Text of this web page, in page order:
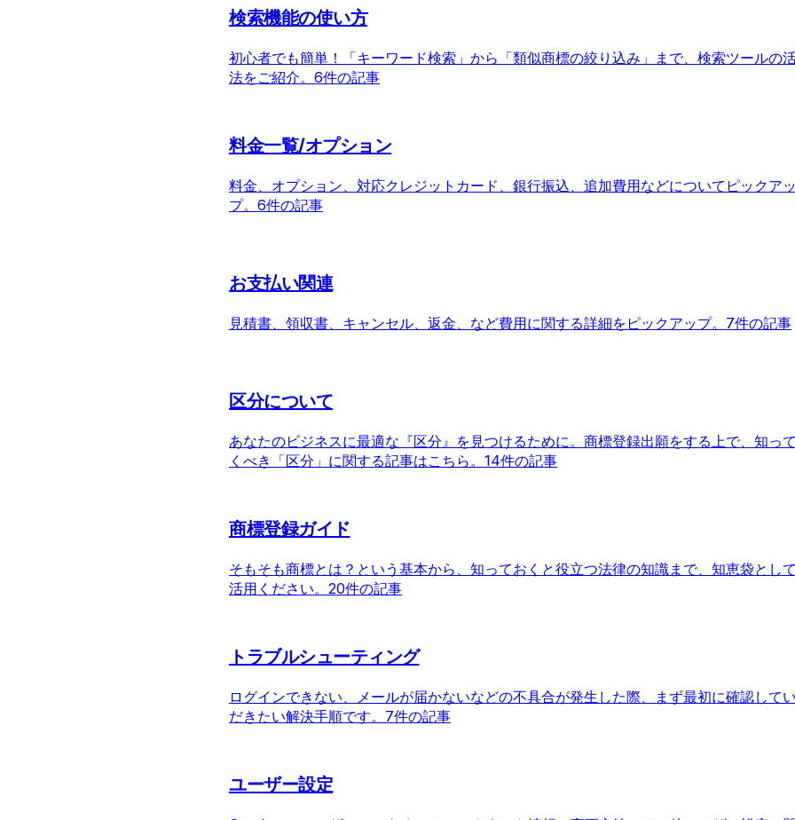
検索機能の使い方
初心者でも簡単！「キーワード検索」から「類似商標の絞り込み」まで、検索ツールの
法をご紹介。 6件の記事
料金一覧/オプション
料金、オプション、対応クレジットカード、銀行振込、追加費用などについてピックア
プ。 6件の記事
お支払い関連
見積書、領収書、キャンセル、返金、など費用に関する詳細をピックアップ。 7件の記事
区分について
あなたのビジネスに最適な『区分』を見つけるために。商標登録出願をする上で、知っ
くべき「区分」に関する記事はこちら。 14件の記事
商標登録ガイド
そもそも商標とは？という基本から、知っておくと役立つ法律の知識まで、知恵袋とし
活用ください。 20件の記事
トラブルシューティング
ログインできない、メールが届かないなどの不具合が発生した際、まず最初に確認して
だきたい解決手順です。 7件の記事
ユーザー設定